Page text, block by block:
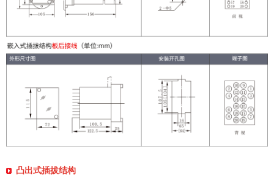
凸出式插拔结构